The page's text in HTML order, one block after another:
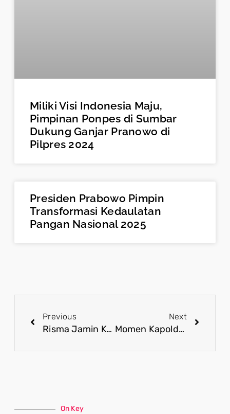
Miliki Visi Indonesia Maju,
Pimpinan Ponpes di Sumbar
Dukung Ganjar Pranowo di
Pilpres 2024
Presiden Prabowo Pimpin
Transformasi Kedaulatan
Pangan Nasional 2025
Previous
Risma Jamin Keamanan 4 Wanita Sukabumi yang Terjebak Prostitusi di Papua
Next
Momen Kapolda Papua Barat Tinjau Keamanan di Sorong Pasca-Bentrok
On Key